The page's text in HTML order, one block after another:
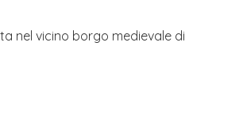
nel vicino borgo medievale di